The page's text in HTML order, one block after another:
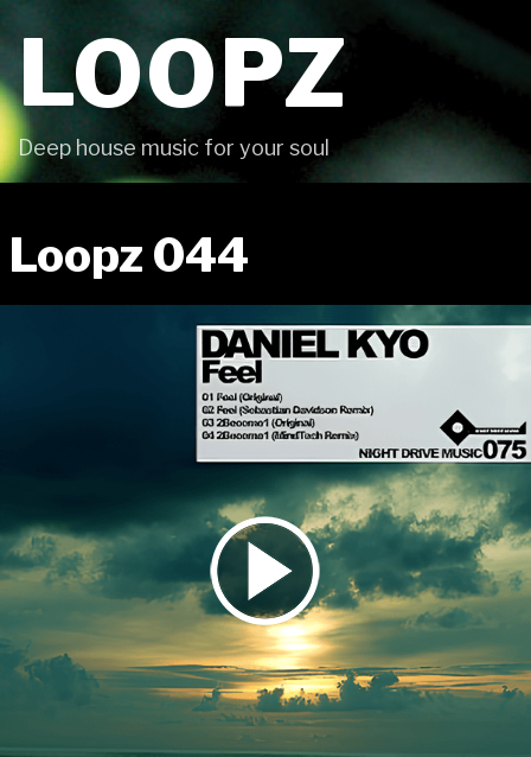
LOOPZ
Deep house music for your soul
Loopz 044